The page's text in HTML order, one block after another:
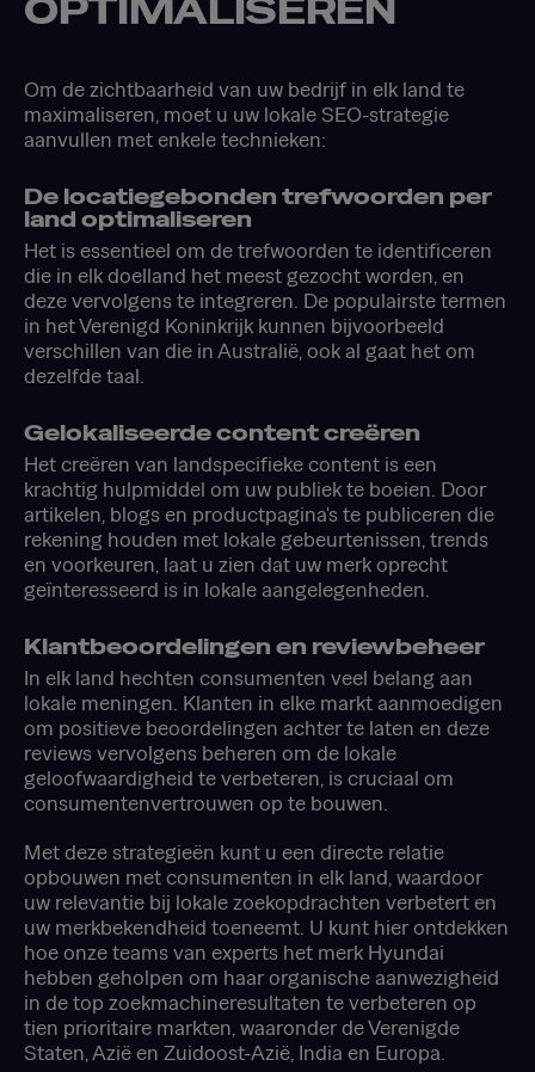
OPTIMALISEREN
Om de zichtbaarheid van uw bedrijf in elk land te
maximaliseren, moet u uw lokale SEO-strategie
aanvullen met enkele technieken:
De locatiegebonden trefwoorden per
land optimaliseren
Het is essentieel om de trefwoorden te identificeren
die in elk doelland het meest gezocht worden, en
deze vervolgens te integreren. De populairste termen
in het Verenigd Koninkrijk kunnen bijvoorbeeld
verschillen van die in Australië, ook al gaat het om
dezelfde taal.
Gelokaliseerde content creëren
Het creëren van landspecifieke content is een
krachtig hulpmiddel om uw publiek te boeien. Door
artikelen, blogs en productpagina's te publiceren die
rekening houden met lokale gebeurtenissen, trends
en voorkeuren, laat u zien dat uw merk oprecht
geïnteresseerd is in lokale aangelegenheden.
Klantbeoordelingen en reviewbeheer
In elk land hechten consumenten veel belang aan
lokale meningen. Klanten in elke markt aanmoedigen
om positieve beoordelingen achter te laten en deze
reviews vervolgens beheren om de lokale
geloofwaardigheid te verbeteren, is cruciaal om
consumentenvertrouwen op te bouwen.
Met deze strategieën kunt u een directe relatie
opbouwen met consumenten in elk land, waardoor
uw relevantie bij lokale zoekopdrachten verbetert en
uw merkbekendheid toeneemt. U kunt hier ontdekken
hoe onze teams van experts het merk Hyundai
hebben geholpen om haar organische aanwezigheid
in de top zoekmachineresultaten te verbeteren op
tien prioritaire markten, waaronder de Verenigde
Staten, Azië en Zuidoost-Azië, India en Europa.